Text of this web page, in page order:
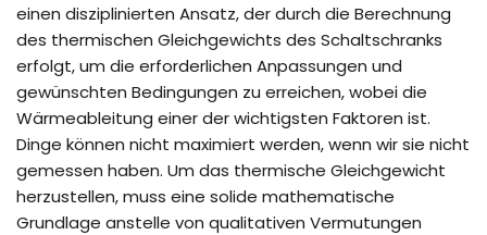
einen disziplinierten Ansatz, der durch die Berechnung
des thermischen Gleichgewichts des Schaltschranks
erfolgt, um die erforderlichen Anpassungen und
gewünschten Bedingungen zu erreichen, wobei die
Wärmeableitung einer der wichtigsten Faktoren ist.
Dinge können nicht maximiert werden, wenn wir sie nicht
gemessen haben. Um das thermische Gleichgewicht
herzustellen, muss eine solide mathematische
Grundlage anstelle von qualitativen Vermutungen